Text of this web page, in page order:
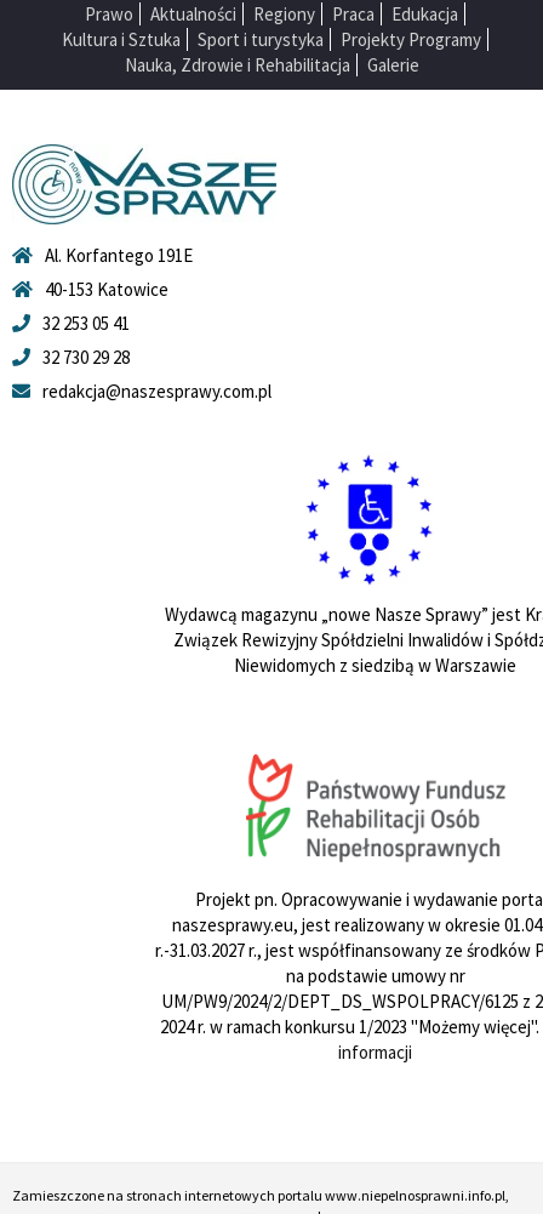
Prawo Aktualności Regiony Praca
Edukacja
Kultura i Sztuka
Sport i turystyka
Projekty Programy
Nauka, Zdrowie i Rehabilitacja
Galerie
Al. Korfantego 191E
40-153 Katowice
32 253 05 41
32 730 29 28
redakcja@naszesprawy.com.pl
Wydawcą magazynu „nowe Nasze Sprawy” jest
Związek Rewizyjny Spółdzielni Inwalidów i
Niewidomych z siedzibą w Warszawie
Projekt pn. Opracowywanie i wydawanie
naszesprawy.eu, jest realizowany w okresie
r.-31.03.2027 r., jest współfinansowany ze środków
na podstawie umowy nr
UM/PW9/2024/2/DEPT_DS_WSPOLPRACY/6125 z
2024 r. w ramach konkursu 1/2023 "Możemy więcej".
informacji
Zamieszczone na stronach internetowych portalu www.niepelnosprawni.info.pl,